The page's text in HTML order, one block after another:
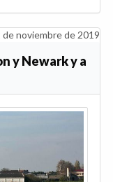
noviembre de 2019
y Newark y a